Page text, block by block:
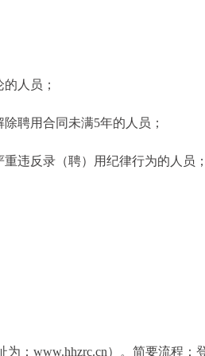
人员；
聘用合同未满5年的人员；
违反录（聘）用纪律行为的人员
：www.hhzrc.cn）。简要流程：